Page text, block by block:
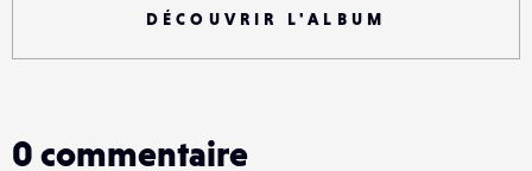
DÉCOUVRIR L'ALBUM
0 commentaire